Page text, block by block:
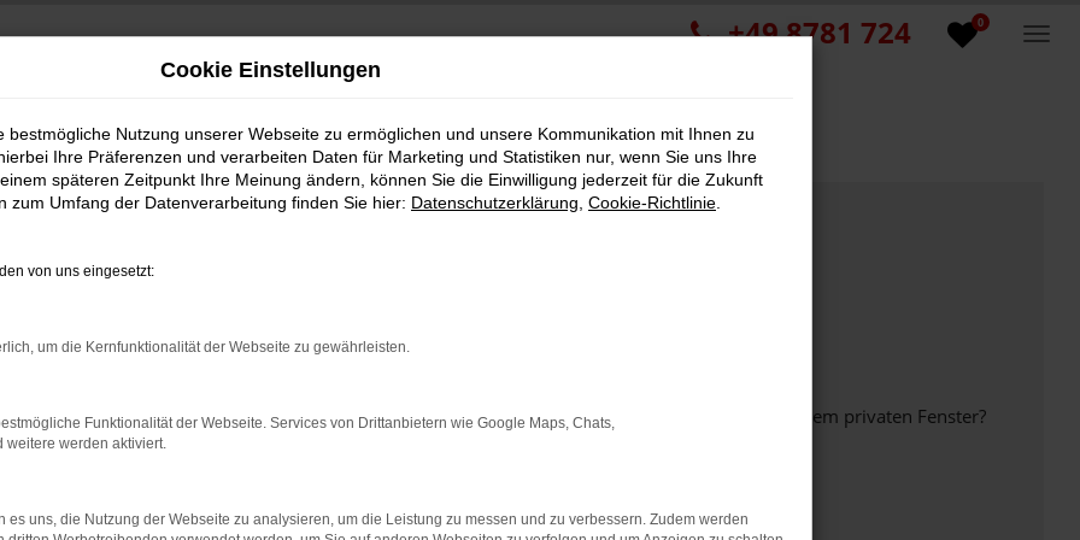
0
+49 8781 724
bestimmter Seiten verhindern. Funktioniert die Seite in einem anderen Browser oder in einem privaten Fenster?
beheben.
auf dem neuesten Stand sind.
Cookie Einstellungen
bestmögliche Nutzung unserer Webseite zu ermöglichen und unsere Kommunikation mit Ihnen zu
Ihre Präferenzen und verarbeiten Daten für Marketing und Statistiken nur, wenn Sie uns Ihre
späteren Zeitpunkt Ihre Meinung ändern, können Sie die Einwilligung jederzeit für die Zukunft
zum Umfang der Datenverarbeitung finden Sie hier: Datenschutzerklärung Cookie-Richtlinie
von uns eingesetzt:
um die Kernfunktionalität der Webseite zu gewährleisten.
Funktionalität der Webseite. Services von Drittanbietern wie Google Maps, Chats,
weitere werden aktiviert.
es uns, die Nutzung der Webseite zu analysieren, um die Leistung zu messen und zu verbessern. Zudem werden